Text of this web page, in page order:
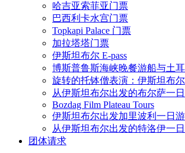
哈吉亚索菲亚门票
巴西利卡水宫门票
Topkapi Palace 门票
加拉塔塔门票
伊斯坦布尔 E-pass
博斯普鲁斯海峡晚餐游船与土
旋转的托钵僧表演：伊斯坦布尔
从伊斯坦布尔出发的布尔萨一
Bozdag Film Plateau Tours
伊斯坦布尔出发加里波利一日游
从伊斯坦布尔出发的特洛伊一
团体请求